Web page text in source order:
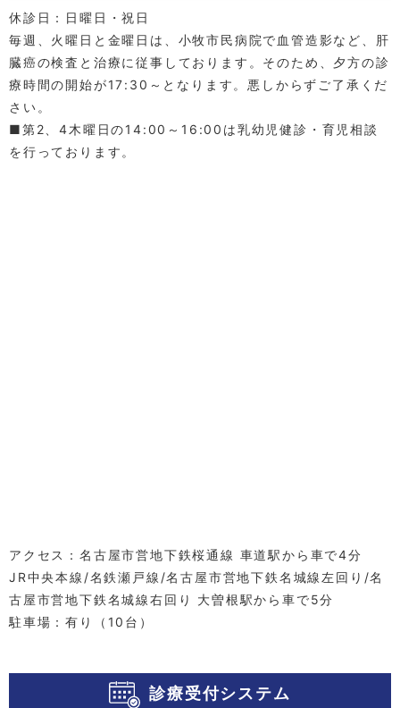
■医療ＤＸ推進のお知らせ
当院での医療ＤＸの取り組みについて
１．マイナンバーカードが健康保険証として利用可能で
す。従来通りの健康保険証も利用可能ですが今後廃止予定
とされています。
２．保険請求はオンライン請求を行っています。
３．オンライン資格確認システムにより取得した医療情報
を診療で閲覧、活用できる体制を有しています。
実習を受け入れています。ご迷惑をおかけすることもある
かもしれませんが、ご了承ください。
4年生以上の学生さんで、 OSCEとCBTの両試験に合格し、
「学生医」と呼ばれている立場の方々です。皆様のお力を
休診日：日曜日・祝日
毎週、火曜日と金曜日は、小牧市民病院で血管造影など、肝
臓癌の検査と治療に従事しております。そのため、夕方の診
療時間の開始が17:30～となります。悪しからずご了承くだ
さい。
■第2、4木曜日の14:00～16:00は乳幼児健診・育児相談
を行っております。
アクセス：名古屋市営地下鉄桜通線 車道駅から車で4分
JR中央本線/名鉄瀬戸線/名古屋市営地下鉄名城線左回り/名
古屋市営地下鉄名城線右回り 大曽根駅から車で5分
駐車場：有り（10台）
診療受付システム